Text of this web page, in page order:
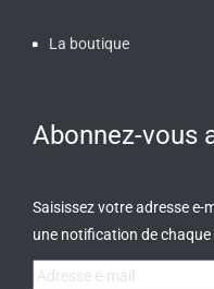
La boutique
Abonnez-vous
Saisissez votre adresse e-
une notification de chaque
Adresse